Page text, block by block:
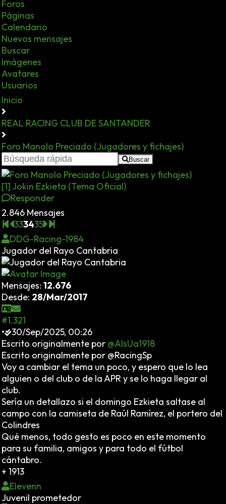
Foros
Páginas
Calendario
Nuevos mensajes
Buscar
Imágenes
Avatares
Usuarios
Inicio
REAL RACING CLUB DE SANTANDER
Foro Manolo Preciado (Jugadores y fichajes)
Buscar
[1] Jokin Ezkieta (Tema Oficial)
Responder
2.846 Mensajes
333435
DDG-Racing-1984
Jugador del Rayo Cantabria
Mensajes: 12.676
Desde: 28/Mar/2017
#1.321
•
30/Sep/2025, 00:26
Escrito originalmente por @AlsUa1918
Escrito originalmente por @RacingSp
Voy a cambiar el tema un poco, y espero que lo lea
alguien o del club o de la APR y se lo haga llegar al
club.
Sería un detallazo si el domingo Ezkieta saltase al
campo con la camiseta de Raúl Ramírez, el portero del
Colindres
Qué menos, todo gesto es poco en este momento
para su familia, amigos y para todo el fútbol
cántabro.
+ 1913
Elevenn
Juvenil prometedor